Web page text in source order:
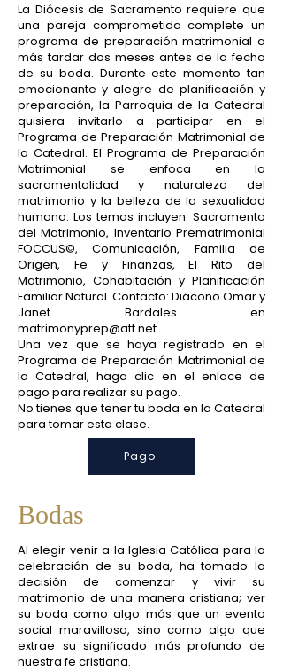
La Diócesis de Sacramento requiere que
una pareja comprometida complete un
programa de preparación matrimonial a
más tardar dos meses antes de la fecha
de su boda. Durante este momento tan
emocionante y alegre de planificación y
preparación, la Parroquia de la Catedral
quisiera invitarlo a participar en el
Programa de Preparación Matrimonial de
la Catedral. El Programa de Preparación
Matrimonial se enfoca en la
sacramentalidad y naturaleza del
matrimonio y la belleza de la sexualidad
humana. Los temas incluyen: Sacramento
del Matrimonio, Inventario Prematrimonial
FOCCUS©, Comunicación, Familia de
Origen, Fe y Finanzas, El Rito del
Matrimonio, Cohabitación y Planificación
Familiar Natural. Contacto: Diácono Omar y
Janet Bardales en
matrimonyprep@att.net.
Una vez que se haya registrado en el
Programa de Preparación Matrimonial de
la Catedral, haga clic en el enlace de
pago para realizar su pago.
No tienes que tener tu boda en la Catedral
para tomar esta clase.
Pago
Bodas
Al elegir venir a la Iglesia Católica para la
celebración de su boda, ha tomado la
decisión de comenzar y vivir su
matrimonio de una manera cristiana; ver
su boda como algo más que un evento
social maravilloso, sino como algo que
extrae su significado más profundo de
nuestra fe cristiana.